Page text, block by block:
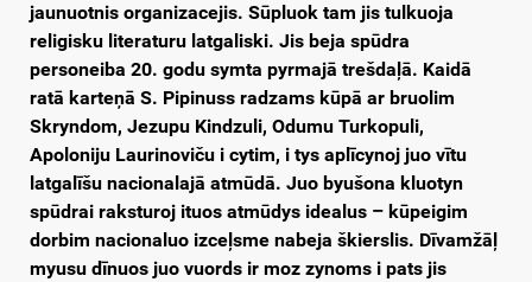
jaunuotnis organizacejis. Sūpluok tam jis tulkuoja
religisku literaturu latgaliski. Jis beja spūdra
personeiba 20. godu symta pyrmajā trešdaļā. Kaidā
ratā karteņā S. Pipinuss radzams kūpā ar bruolim
Skryndom, Jezupu Kindzuli, Odumu Turkopuli,
Apoloniju Laurinoviču i cytim, i tys aplīcynoj juo vītu
latgalīšu nacionalajā atmūdā. Juo byušona kluotyn
spūdrai raksturoj ituos atmūdys idealus – kūpeigim
dorbim nacionaluo izceļsme nabeja škierslis. Dīvamžāļ
myusu dīnuos juo vuords ir moz zynoms i pats jis